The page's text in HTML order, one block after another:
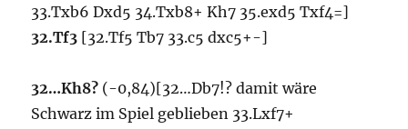
33.Txb6 Dxd5 34.Txb8+ Kh7 35.exd5 Txf4=]
32.Tf3 [32.Tf5 Tb7 33.c5 dxc5+-]
32…Kh8? (-0,84)[32…Db7!? damit wäre
Schwarz im Spiel geblieben 33.Lxf7+